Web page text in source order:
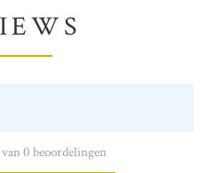
0 beoordelingen